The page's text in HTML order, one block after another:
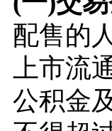
配售的
上市流
公积金